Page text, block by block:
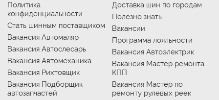
Политика
конфиденциальности
Стать шинным поставщиком
Вакансия Автомаляр
Вакансия Автослесарь
Вакансия Автомеханика
Вакансия Рихтовщик
Вакансия Подборщик
автозапчастей
Доставка шин по городам
Полезно знать
Вакансии
Программа лояльности
Вакансия Автоэлектрик
Вакансия Мастер ремонта
КПП
Вакансия Мастер по
ремонту рулевых реек